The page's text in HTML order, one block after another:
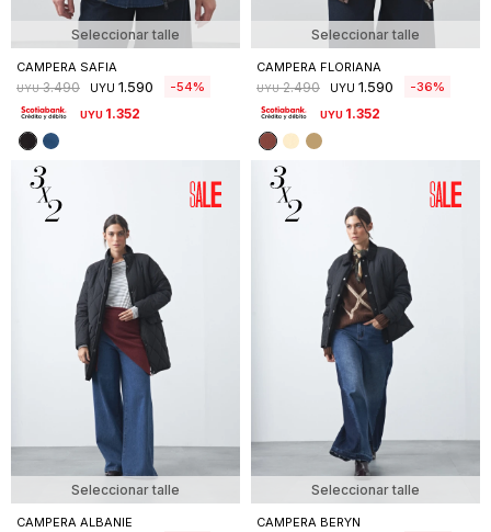
Seleccionar talle
CAMPERA SAFIA
UYU 3.490 UYU 1.590 54
UYU 1.352
Seleccionar talle
CAMPERA FLORIANA
UYU 2.490 UYU 1.590 36
UYU 1.352
Seleccionar talle
CAMPERA ALBANIE
Seleccionar talle
CAMPERA BERYN